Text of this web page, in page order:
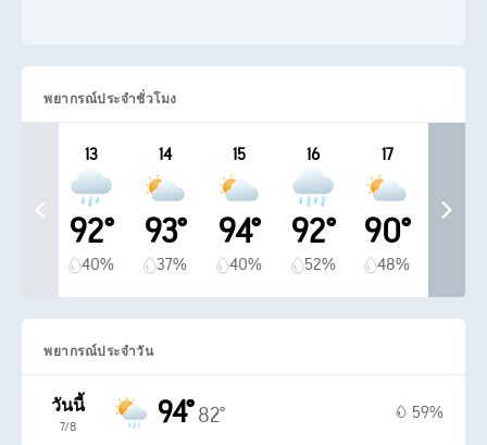
พยากรณ์ประจำชั่วโมง
13
92°
40%
14
93°
37%
15
94°
40%
16
92°
52%
17
90°
48%
พยากรณ์ประจำวัน
วันนี้
7/8 94° 82° 59%